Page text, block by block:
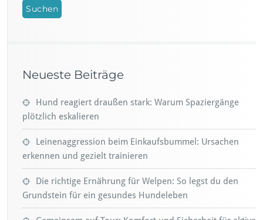
Neueste Beiträge
Hund reagiert draußen stark: Warum Spaziergänge
plötzlich eskalieren
Leinenaggression beim Einkaufsbummel: Ursachen
erkennen und gezielt trainieren
Die richtige Ernährung für Welpen: So legst du den
Grundstein für ein gesundes Hundeleben